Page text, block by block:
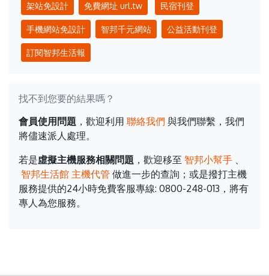
架站免設計 免費網址 url.tw 民宿刊登
手機網站免設計 智邦千元網站 公益活動刊登
訂閱智邦生活報
找不到您要的結果嗎？
會員使用問題 ，歡迎利用 聯絡我們 與我們聯繫，我們
將儘速派人處理。
若是虛擬主機服務相關問題 ，歡迎移至 智邦小幫手 、
智邦生活館 主機代管 做進一步的查詢；或是撥打主機
服務提供的24小時免費客服專線: 0800-248-013，將有
專人為您服務。